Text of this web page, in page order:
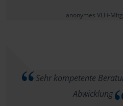
anonymes VLH-
Sehr kompetente
Abwicklung